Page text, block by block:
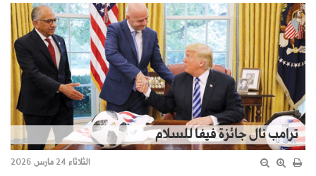
ترامب نال جائزة فيفا للسلام
الثلاثاء 24 مارس 2026